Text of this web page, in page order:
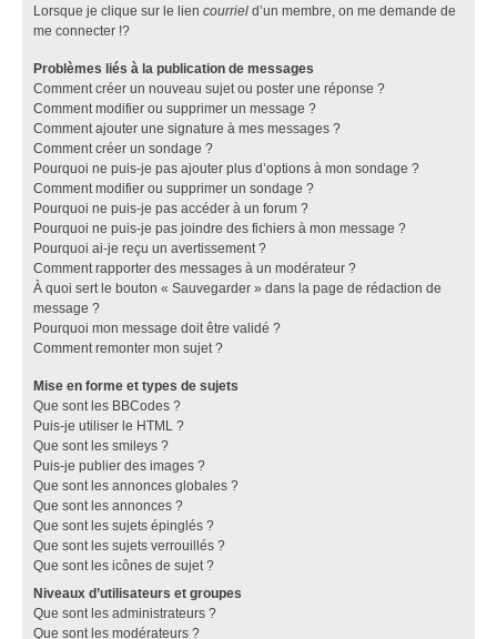
Lorsque je clique sur le lien courriel d’un membre, on me demande de
me connecter !?
Problèmes liés à la publication de messages
Comment créer un nouveau sujet ou poster une réponse ?
Comment modifier ou supprimer un message ?
Comment ajouter une signature à mes messages ?
Comment créer un sondage ?
Pourquoi ne puis-je pas ajouter plus d’options à mon sondage ?
Comment modifier ou supprimer un sondage ?
Pourquoi ne puis-je pas accéder à un forum ?
Pourquoi ne puis-je pas joindre des fichiers à mon message ?
Pourquoi ai-je reçu un avertissement ?
Comment rapporter des messages à un modérateur ?
À quoi sert le bouton « Sauvegarder » dans la page de rédaction de
message ?
Pourquoi mon message doit être validé ?
Comment remonter mon sujet ?
Mise en forme et types de sujets
Que sont les BBCodes ?
Puis-je utiliser le HTML ?
Que sont les smileys ?
Puis-je publier des images ?
Que sont les annonces globales ?
Que sont les annonces ?
Que sont les sujets épinglés ?
Que sont les sujets verrouillés ?
Que sont les icônes de sujet ?
Niveaux d’utilisateurs et groupes
Que sont les administrateurs ?
Que sont les modérateurs ?